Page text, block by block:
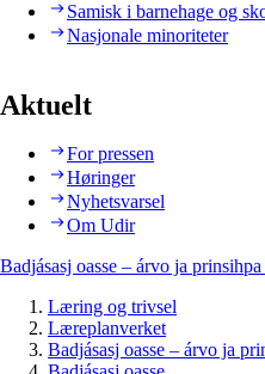
Samisk i barnehage og
Nasjonale minoriteter
Aktuelt
For pressen
Høringer
Nyhetsvarsel
Om Udir
Badjásasj oasse – árvo ja
Læring og trivsel
Læreplanverket
Badjásasj oasse – árvo ja